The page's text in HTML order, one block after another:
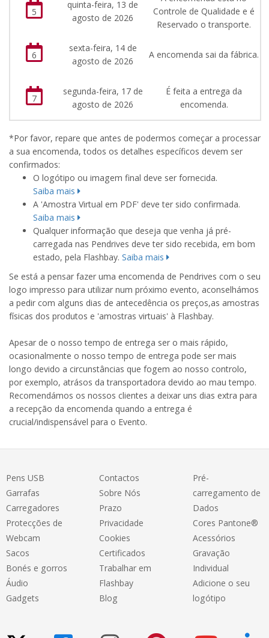
5
quinta-feira, 13 de
agosto de 2026
Controle de Qualidade e é
Reservado o transporte.
6
sexta-feira, 14 de
agosto de 2026
A encomenda sai da fábrica.
7
segunda-feira, 17 de
agosto de 2026
É feita a entrega da
encomenda.
*Por favor, repare que antes de podermos começar a processar
a sua encomenda, todos os detalhes específicos devem ser
confirmados:
O logótipo ou imagem final deve ser fornecida.
Saiba mais
A 'Amostra Virtual em PDF' deve ter sido confirmada.
Saiba mais
Qualquer informação que deseja que venha já pré-
carregada nas Pendrives deve ter sido recebida, em bom
estado, pela Flashbay. Saiba mais
Se está a pensar fazer uma encomenda de Pendrives com o seu
logo impresso para utilizar num próximo evento, aconselhámos
a pedir com alguns dias de antecedência os preços,as amostras
físicas dos produtos e 'amostras virtuais' à Flashbay.
Apesar de o nosso tempo de entrega ser o mais rápido,
ocasionalmente o nosso tempo de entrega pode ser mais
longo devido a circunstâncias que fogem ao nosso controlo,
por exemplo, atrásos da transportadora devido ao mau tempo.
Recomendámos os nossos clientes a deixar uns dias extra para
a recepção da encomenda quando a entrega é
crucial/indispensável para o Evento.
Pens USB
Garrafas
Carregadores
Protecções de
Webcam
Sacos
Bonés e gorros
Áudio
Gadgets
Contactos
Sobre Nós
Prazo
Privacidade
Cookies
Certificados
Trabalhar em
Flashbay
Blog
Pré-
carregamento de
Dados
Cores Pantone®
Acessórios
Gravação
Individual
Adicione o seu
logótipo